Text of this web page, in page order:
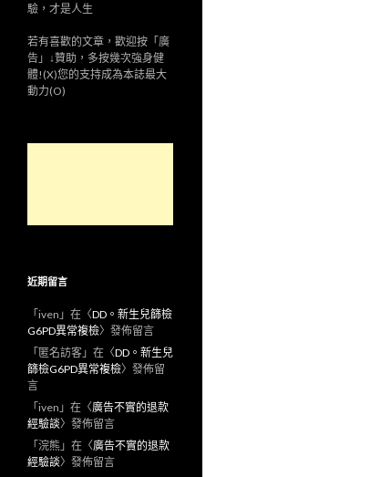
驗，才是人生
若有喜歡的文章，歡迎按「廣
告」↓贊助，多按幾次強身健
體!(X)您的支持成為本誌最大
動力(O)
近期留言
「 iven 」在〈DD。新生兒篩檢
G6PD異常複檢〉發佈留言
「 匿名訪客 」在〈DD。新生兒
篩檢G6PD異常複檢〉發佈留
言
「 iven 」在〈廣告不實的退款
經驗談〉發佈留言
「 浣熊 」在〈廣告不實的退款
經驗談〉發佈留言